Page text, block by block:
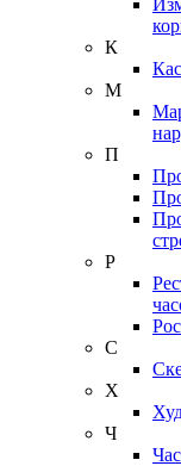
К
М
П
Р
С
Х
Ч